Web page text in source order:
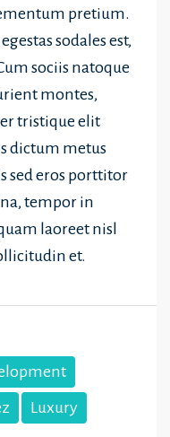
pretium.
sodales est,
sociis natoque
montes,
tristique elit
dictum metus
sed eros porttitor
tempor in
laoreet nisl
et.
Luxury